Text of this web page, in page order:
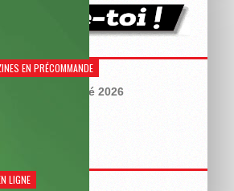
EN PRÉCOMMANDE
Natation Santé 2026
LIGNE